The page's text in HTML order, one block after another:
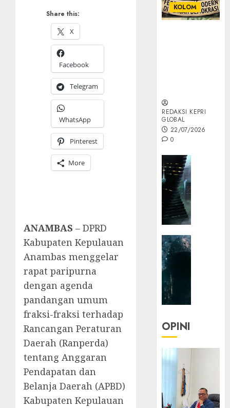
Share this:
X
Facebook
Telegram
WhatsApp
Pinterest
More
ANAMBAS – DPRD
Kabupaten Kepulauan
Anambas menggelar
rapat paripurna
dengan agenda
pandangan umum
fraksi-fraksi terhadap
Rancangan Peraturan
Daerah (Ranperda)
tentang Anggaran
Pendapatan dan
Belanja Daerah (APBD)
Kabupaten Kepulauan
KOLOM
REDAKSI KEPRI
GLOBAL
22/07/2026
0
OPINI